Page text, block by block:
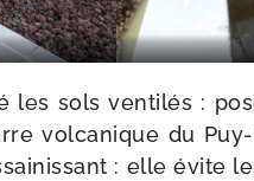
les sols ven­ti­lés :
vol­ca­nique du
: elle évite